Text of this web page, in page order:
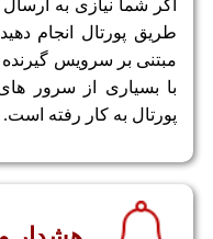
اگر شما نیازی به ارسال
مبتنی بر سرویس
با بسیاری از سرور
پورتال به کار رفته است.